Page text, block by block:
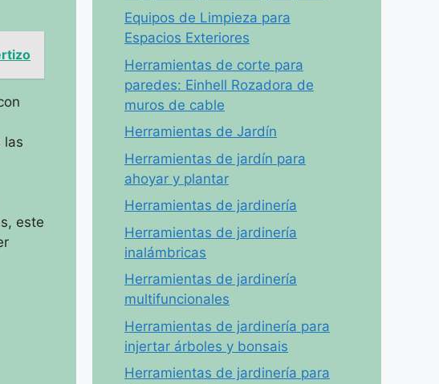
las
este
Equipos de Limpieza para
Espacios Exteriores
Herramientas de corte para
paredes: Einhell Rozadora de
muros de cable
Herramientas de Jardín
Herramientas de jardín para
ahoyar y plantar
Herramientas de jardinería
Herramientas de jardinería
inalámbricas
Herramientas de jardinería
multifuncionales
Herramientas de jardinería para
injertar árboles y bonsais
Herramientas de jardinería para